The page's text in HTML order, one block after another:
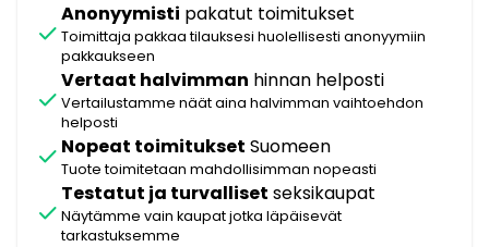
check
Anonyymisti pakatut toimitukset
Toimittaja pakkaa tilauksesi huolellisesti anonyymiin
pakkaukseen
check
Vertaat halvimman hinnan helposti
Vertailustamme näät aina halvimman vaihtoehdon
helposti
check Nopeat toimitukset Suomeen
Tuote toimitetaan mahdollisimman nopeasti
check
Testatut ja turvalliset seksikaupat
Näytämme vain kaupat jotka läpäisevät
tarkastuksemme